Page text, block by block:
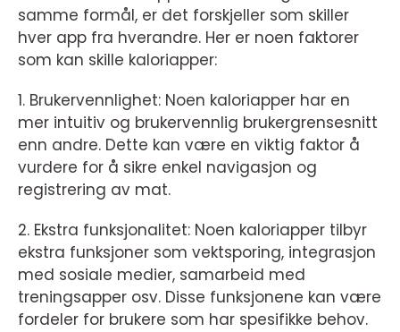
samme formål, er det forskjeller som skiller
hver app fra hverandre. Her er noen faktorer
som kan skille kaloriapper:
1. Brukervennlighet: Noen kaloriapper har en
mer intuitiv og brukervennlig brukergrensesnitt
enn andre. Dette kan være en viktig faktor å
vurdere for å sikre enkel navigasjon og
registrering av mat.
2. Ekstra funksjonalitet: Noen kaloriapper tilbyr
ekstra funksjoner som vektsporing, integrasjon
med sosiale medier, samarbeid med
treningsapper osv. Disse funksjonene kan være
fordeler for brukere som har spesifikke behov.